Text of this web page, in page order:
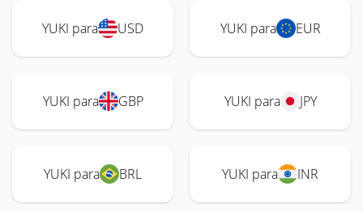
YUKI para USD YUKI para EUR
YUKI para GBP YUKI para JPY
YUKI para BRL YUKI para INR